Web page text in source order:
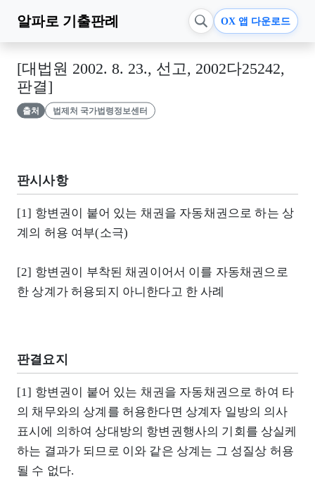
알파로 기출판례 OX 앱 다운로드
[대법원 2002. 8. 23., 선고, 2002다25242,
판결]
출처 법제처 국가법령정보센터
판시사항
[1] 항변권이 붙어 있는 채권을 자동채권으로 하는 상
계의 허용 여부(소극)
[2] 항변권이 부착된 채권이어서 이를 자동채권으로
한 상계가 허용되지 아니한다고 한 사례
판결요지
[1] 항변권이 붙어 있는 채권을 자동채권으로 하여 타
의 채무와의 상계를 허용한다면 상계자 일방의 의사
표시에 의하여 상대방의 항변권행사의 기회를 상실케
하는 결과가 되므로 이와 같은 상계는 그 성질상 허용
될 수 없다.